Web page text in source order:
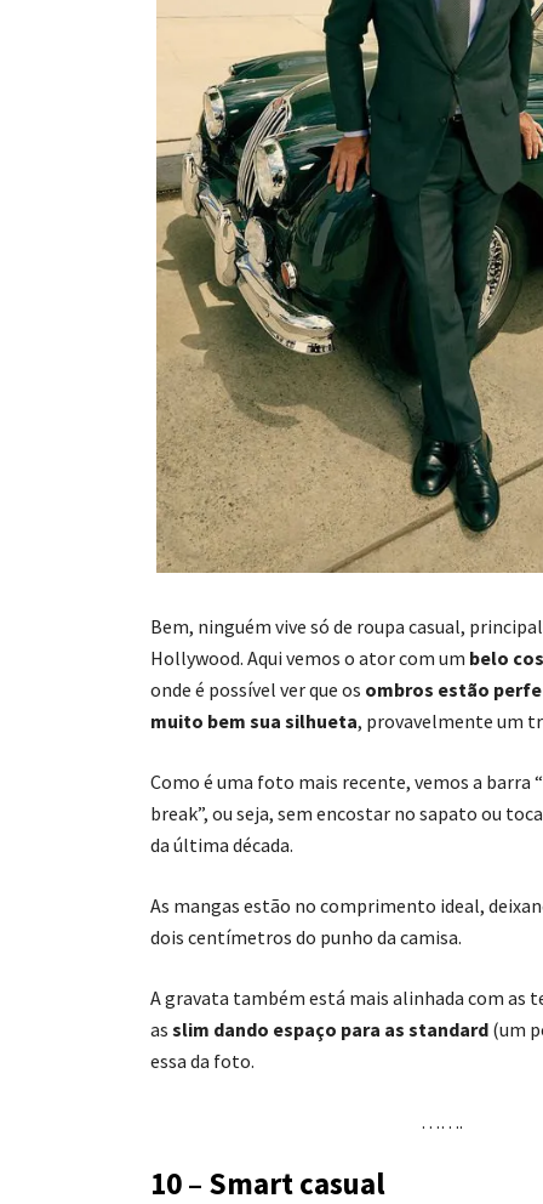
Bem, ninguém vive só de roupa casual,
Hollywood. Aqui vemos o ator com um belo
onde é possível ver que os ombros estão
muito bem sua silhueta, provavelmente um
Como é uma foto mais recente, vemos a barra
break”, ou seja, sem encostar no sapato ou
da última década.
As mangas estão no comprimento ideal,
dois centímetros do punho da camisa.
A gravata também está mais alinhada com as
as slim dando espaço para as standard (um
essa da foto.
…….
10 – Smart casual